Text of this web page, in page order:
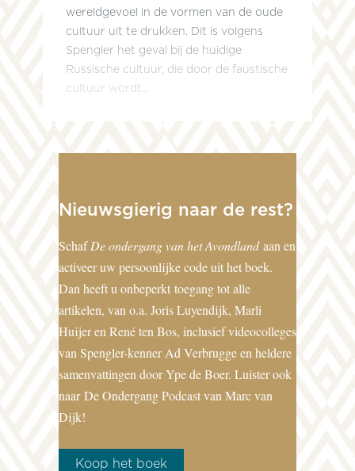
wereldgevoel in de vormen van de oude
cultuur uit te drukken. Dit is volgens
Spengler het geval bij de huidige
Russische cultuur, die door de faustische
cultuur wordt...
Nieuwsgierig naar de rest?
SchafDe ondergang van het Avondlandaan en
activeer uw persoonlijke code uit het boek.
Dan heeft u onbeperkt toegang tot alle
artikelen, van o.a. Joris Luyendijk, Marli
Huijer en René ten Bos, inclusief videocolleges
van Spengler-kenner Ad Verbrugge en heldere
samenvattingen door Ype de Boer. Luister ook
naar De Ondergang Podcast van Marc van
Dijk!
Koop het boek